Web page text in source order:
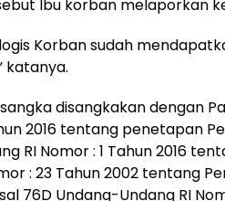
Ibu korban melaporkan
Korban sudah
katanya.
disangkakan dengan
2016 tentang penetapan
RI Nomor : 1 Tahun 2016
: 23 Tahun 2002 tentang
76D Undang-Undang RI